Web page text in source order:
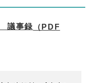
議事録
（PDF